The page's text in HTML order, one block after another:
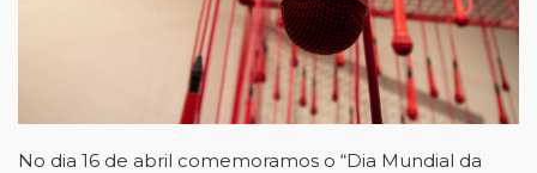
No dia 16 de abril comemoramos o “Dia Mundial da